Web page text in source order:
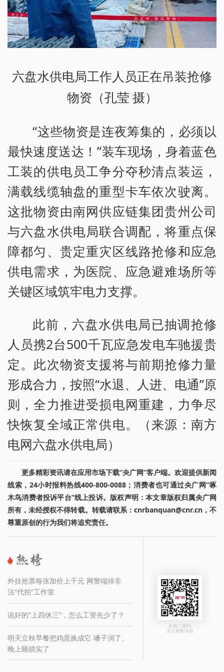
六盘水供电局工作人员正在吊装抢修
物资（孔莹 摄）
“这些物资是连夜筹集的，必须以
最快速度送达！”装车现场，身着蓝色
工装的供电员工争分夺秒清点装运，
满载线缆轴盘的重型卡车依次驶离。
这批物资由南网供应链集团贵州公司
与六盘水供电局联合调配，将重点保
障都匀、贵定重灾区线路抢修和应急
供电需求，为医院、应急避难场所等
关键区域筑牢电力支撑。
此前，六盘水供电局已抽调抢修
人员携2台500千瓦应急发电车驰援贵
定。此次物资支援将与前期抢修力量
形成合力，按照“水退、人进、电通”原
则，全力推进受损电网重建，力争尽
快恢复全域正常供电。（来源：南方
电网六盘水供电局）
更多精彩资讯请在应用市场下载“央广网”客户端。欢迎提供新闻
线索，24小时报料热线400-800-0088；消费者也可通过央广网“啄
木鸟消费者投诉平台”线上投诉。版权声明：本文章版权归属央广网
所有，未经授权不得转载。转载请联系：cnrbanquan@cnr.cn，不
尊重原创的行为我们将追究责任。
外挂抢票每张加价上千元 网警端掉非
法“代拍”工作室
说好的“上四休三”，怎么工资先少了？
明天立秋早餐把鸡蛋换成它 嗓子润了、
晚上睡踏实了
长按二维码
关注精彩内容